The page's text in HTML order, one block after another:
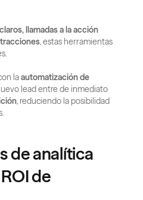
llamadas a la acción
, estas herramientas
la automatización de
lead entre de inmediato
, reduciendo la posibilidad
de analítica
de